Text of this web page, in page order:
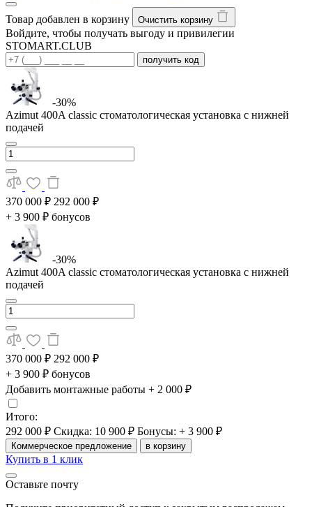
Товар добавлен в корзину Очистить корзину
Войдите, чтобы получать выгоду и привилегии
STOMART.CLUB
получить код
-30%
Azimut 400A classic стоматологическая установка с нижней
подачей
370 000 ₽ 292 000 ₽
+ 3 900 ₽ бонусов
-30%
Azimut 400A classic стоматологическая установка с нижней
подачей
370 000 ₽ 292 000 ₽
+ 3 900 ₽ бонусов
Добавить монтажные работы + 2 000 ₽
Итого:
292 000 ₽ Скидка: 10 900 ₽ Бонусы: + 3 900 ₽
Коммерческое предложение в корзину
Купить в 1 клик
Оставьте почту